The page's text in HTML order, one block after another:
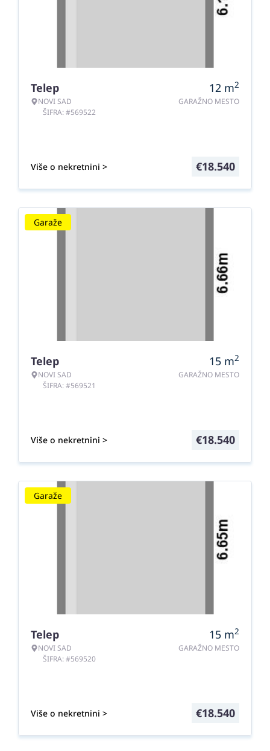
Telep
NOVI SAD
ŠIFRA: #569522
12 m2
GARAŽNO MESTO
Više o nekretnini > €18.540
Garaže
Telep
NOVI SAD
ŠIFRA: #569521
15 m2
GARAŽNO MESTO
Više o nekretnini > €18.540
Garaže
Telep
NOVI SAD
ŠIFRA: #569520
15 m2
GARAŽNO MESTO
Više o nekretnini > €18.540